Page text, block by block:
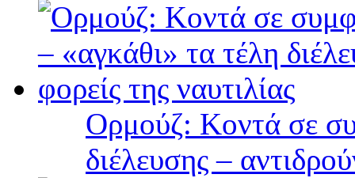
Ορμούζ: Κοντά σε
διέλευσης –